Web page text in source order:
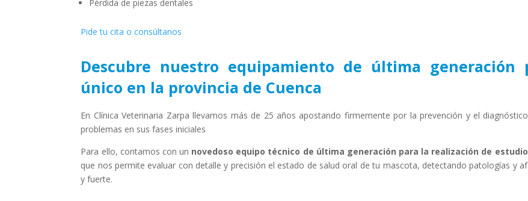
Pérdida de piezas dentales
Pide tu cita o consúltanos
Descubre nuestro equipamiento de última generación
único en la provincia de Cuenca
En Clínica Veterinaria Zarpa llevamos más de 25 años apostando firmemente por la prevención y el
problemas en sus fases iniciales
Para ello, contamos con un novedoso equipo técnico de última generación para la realización de
que nos permite evaluar con detalle y precisión el estado de salud oral de tu mascota, detectando patologías y
y fuerte.